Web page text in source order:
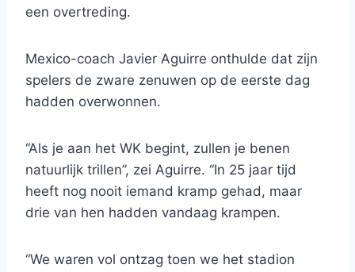
een overtreding.
Mexico-coach Javier Aguirre onthulde dat zijn
spelers de zware zenuwen op de eerste dag
hadden overwonnen.
“Als je aan het WK begint, zullen je benen
natuurlijk trillen”, zei Aguirre. “In 25 jaar tijd
heeft nog nooit iemand kramp gehad, maar
drie van hen hadden vandaag krampen.
“We waren vol ontzag toen we het stadion